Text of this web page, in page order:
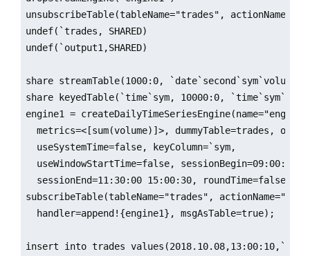
unsubscribeTable(tableName="trades",
undef(`trades, SHARED)
undef(`output1,SHARED)
share streamTable(1000:0, `date`second`sym`volume,
share keyedTable(`time`sym, 10000:0,
engine1 =
metrics=<[sum(volume)]>, dummyTable=trades,
  useSystemTime=false, keyColumn=`sym,
useWindowStartTime=false, sessionBegin=09:00:00
sessionEnd=11:30:00 15:00:30, roundTime=false,
subscribeTable(tableName="trades",
  handler=append!{engine1}, msgAsTable=true);
insert into trades